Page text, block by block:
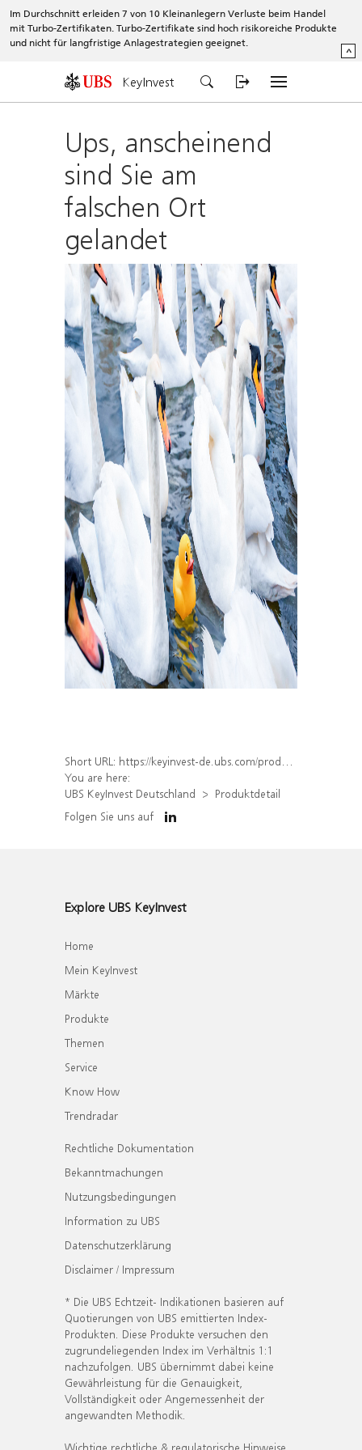
Im Durchschnitt erleiden 7 von 10 Kleinanlegern Verluste beim Handel
mit Turbo-Zertifikaten. Turbo-Zertifikate sind hoch risikoreiche Produkte
und nicht für langfristige Anlagestrategien geeignet.
^
KeyInvest
Ups, anscheinend
sind Sie am
falschen Ort
gelandet
Short URL: https://keyinvest-de.ubs.com/produkt/detail/index/isin/DE000WA5JWL2
You are here:
UBS KeyInvest Deutschland
Produktdetail
Folgen Sie uns auf
Explore UBS KeyInvest
Home
Mein KeyInvest
Märkte
Produkte
Themen
Service
Know How
Trendradar
Rechtliche Dokumentation
Bekanntmachungen
Nutzungsbedingungen
Information zu UBS
Datenschutzerklärung
Disclaimer / Impressum
* Die UBS Echtzeit- Indikationen basieren auf
Quotierungen von UBS emittierten Index-
Produkten. Diese Produkte versuchen den
zugrundeliegenden Index im Verhältnis 1:1
nachzufolgen. UBS übernimmt dabei keine
Gewährleistung für die Genauigkeit,
Vollständigkeit oder Angemessenheit der
angewandten Methodik.